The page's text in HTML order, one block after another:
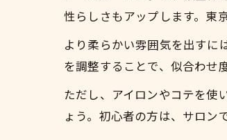
性らしさもアップします。東
より柔らかい雰囲気を出すに
を調整することで、似合わせ
ただし、アイロンやコテを使
ょう。初心者の方は、サロン